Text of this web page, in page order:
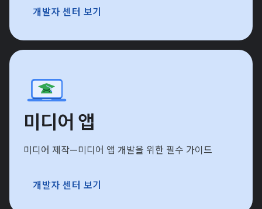
개발자 센터 보기
미디어 앱
미디어 제작—미디어 앱 개발을 위한 필수 가이드
개발자 센터 보기